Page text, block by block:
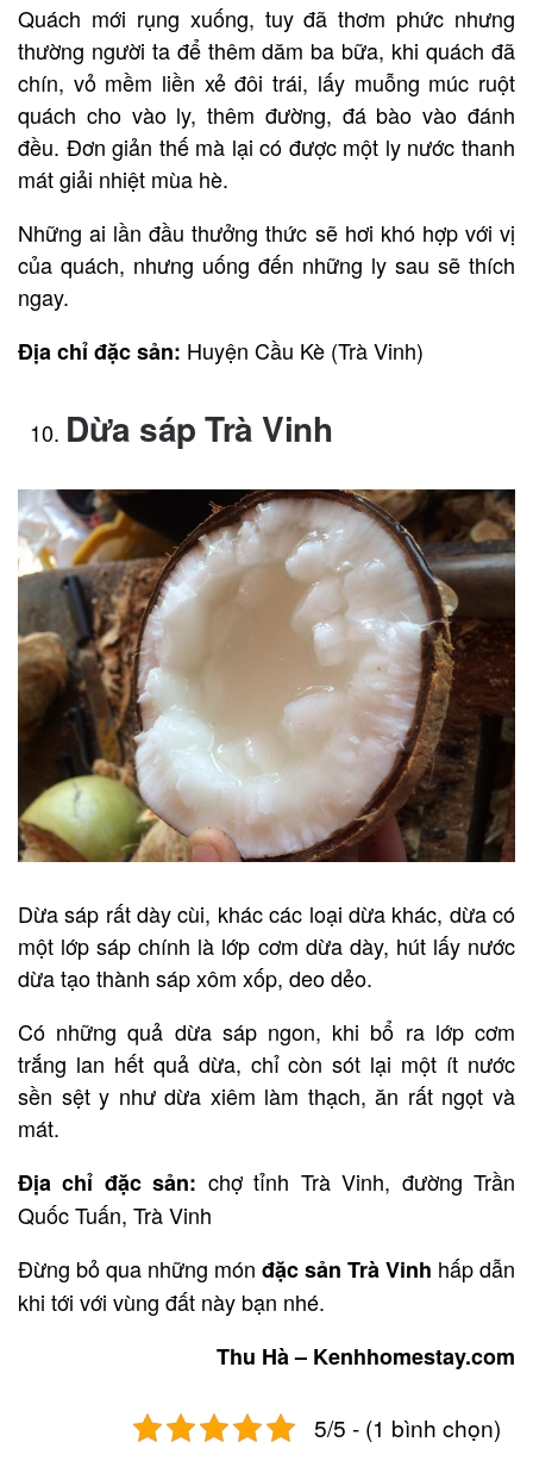
Quách mới rụng xuống, tuy đã thơm phức nhưng
thường người ta để thêm dăm ba bữa, khi quách đã
chín, vỏ mềm liền xẻ đôi trái, lấy muỗng múc ruột
quách cho vào ly, thêm đường, đá bào vào đánh
đều. Đơn giản thế mà lại có được một ly nước thanh
mát giải nhiệt mùa hè.
Những ai lần đầu thưởng thức sẽ hơi khó hợp với vị
của quách, nhưng uống đến những ly sau sẽ thích
ngay.
Địa chỉ đặc sản: Huyện Cầu Kè (Trà Vinh)
Dừa sáp Trà Vinh
Dừa sáp rất dày cùi, khác các loại dừa khác, dừa có
một lớp sáp chính là lớp cơm dừa dày, hút lấy nước
dừa tạo thành sáp xôm xốp, deo dẻo.
Có những quả dừa sáp ngon, khi bổ ra lớp cơm
trắng lan hết quả dừa, chỉ còn sót lại một ít nước
sền sệt y như dừa xiêm làm thạch, ăn rất ngọt và
mát.
Địa chỉ đặc sản: chợ tỉnh Trà Vinh, đường Trần
Quốc Tuấn, Trà Vinh
Đừng bỏ qua những món đặc sản Trà Vinh hấp dẫn
khi tới với vùng đất này bạn nhé.
Thu Hà – Kenhhomestay.com
5/5 - (1 bình chọn)